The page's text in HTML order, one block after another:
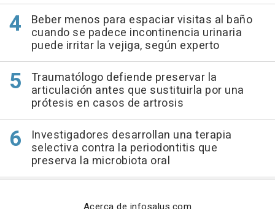
Beber menos para espaciar visitas al baño
cuando se padece incontinencia urinaria
puede irritar la vejiga, según experto
Traumatólogo defiende preservar la
articulación antes que sustituirla por una
prótesis en casos de artrosis
Investigadores desarrollan una terapia
selectiva contra la periodontitis que
preserva la microbiota oral